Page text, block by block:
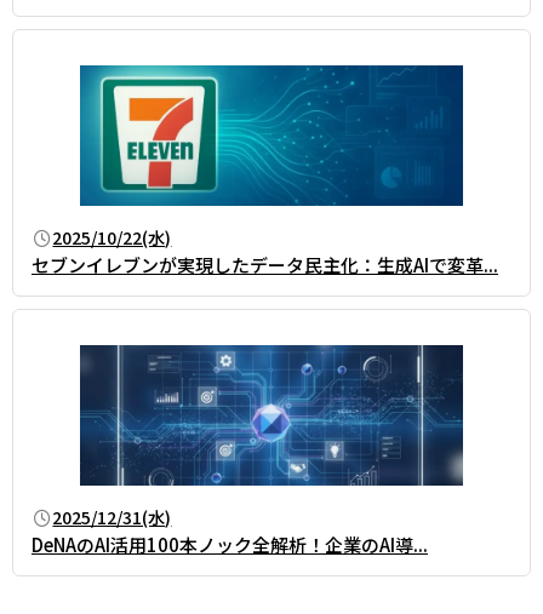
2025/10/22(水)
セブンイレブンが実現したデータ民主化：生成AIで変革...
2025/12/31(水)
DeNAのAI活用100本ノック全解析！企業のAI導...